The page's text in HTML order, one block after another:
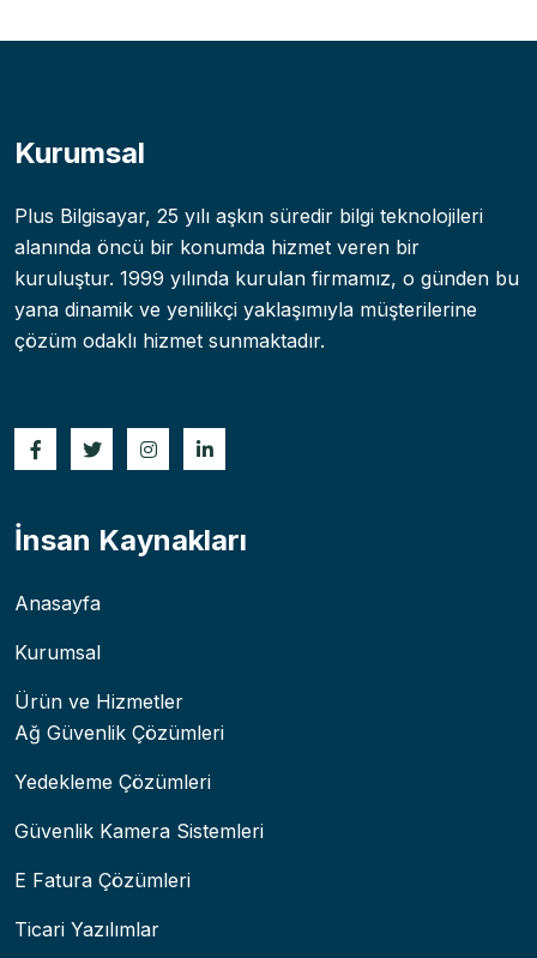
Kurumsal
Plus Bilgisayar, 25 yılı aşkın süredir bilgi teknolojileri
alanında öncü bir konumda hizmet veren bir
kuruluştur. 1999 yılında kurulan firmamız, o günden bu
yana dinamik ve yenilikçi yaklaşımıyla müşterilerine
çözüm odaklı hizmet sunmaktadır.
İnsan Kaynakları
Anasayfa
Kurumsal
Ürün ve Hizmetler
Ağ Güvenlik Çözümleri
Yedekleme Çözümleri
Güvenlik Kamera Sistemleri
E Fatura Çözümleri
Ticari Yazılımlar